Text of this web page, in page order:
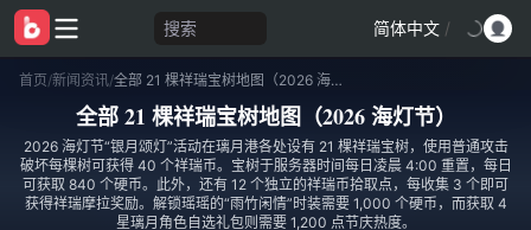
搜索 简体中文 /
首页/新闻资讯/ 全部 21 棵祥瑞宝树地图（2026 海灯节）
全部 21 棵祥瑞宝树地图（2026 海灯节）
2026 海灯节“银月颂灯”活动在璃月港各处设有 21 棵祥瑞宝树，使用普通攻击
破坏每棵树可获得 40 个祥瑞币。宝树于服务器时间每日凌晨 4:00 重置，每日
可获取 840 个硬币。此外，还有 12 个独立的祥瑞币拾取点，每收集 3 个即可
获得祥瑞摩拉奖励。解锁瑶瑶的“雨竹闲情”时装需要 1,000 个硬币，而获取 4
星璃月角色自选礼包则需要 1,200 点节庆热度。